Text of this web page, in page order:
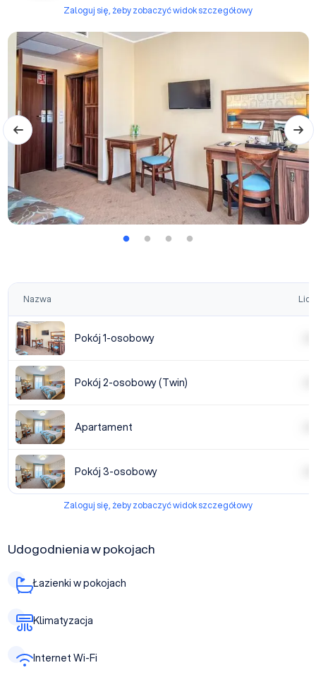
Zaloguj się, żeby zobaczyć widok szczegółowy
Nazwa
Pokój 1-osobowy
Pokój 2-osobowy (Twin)
Apartament
Pokój 3-osobowy
Zaloguj się, żeby zobaczyć widok szczegółowy
Udogodnienia w pokojach
Łazienki w pokojach
Klimatyzacja
Internet Wi-Fi